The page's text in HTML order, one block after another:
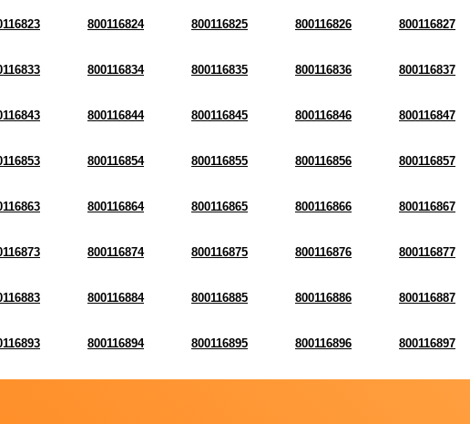
800116824 800116825 800116826 800116827
800116834 800116835 800116836 800116837
800116844 800116845 800116846 800116847
800116854 800116855 800116856 800116857
800116864 800116865 800116866 800116867
800116874 800116875 800116876 800116877
800116884 800116885 800116886 800116887
800116894 800116895 800116896 800116897